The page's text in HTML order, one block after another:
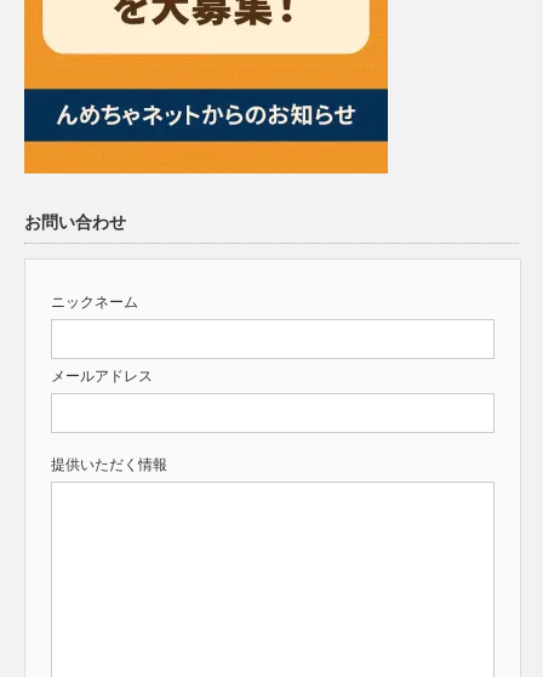
お問い合わせ
ニックネーム
メールアドレス
提供いただく情報